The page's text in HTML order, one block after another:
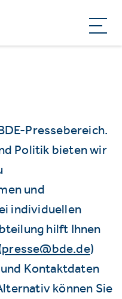
Pressebereich.
Politik bieten wir
und
individuellen
hilft Ihnen
presse@bde.de)
Kontaktdaten
können Sie